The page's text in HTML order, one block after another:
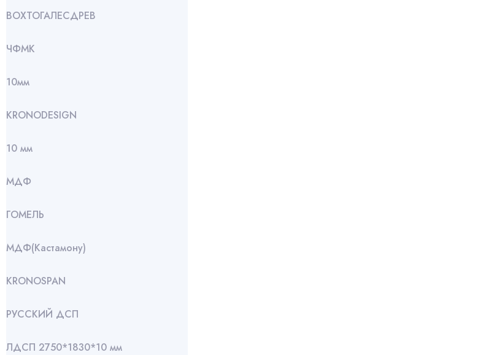
ВОХТОГАЛЕСДРЕВ
ЧФМК
10мм
KRONODESIGN
10 мм
МДФ
ГОМЕЛЬ
МДФ(Кастамону)
KRONOSPAN
РУССКИЙ ДСП
ЛДСП 2750*1830*10 мм